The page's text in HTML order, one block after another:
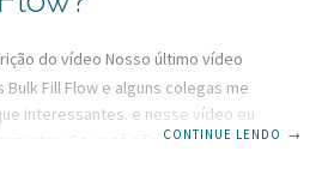
do vídeo Nosso último vídeo
Fill Flow e alguns colegas me
interessantes. e nesse vídeo eu
Se você não viu ainda nosso
CONTINUE LENDO →